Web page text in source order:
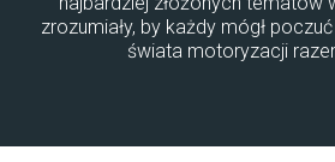
zrozumiały, by każdy mógł
świata motoryzacji